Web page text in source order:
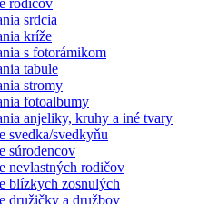
rodičov
srdcia
kríže
s fotorámikom
tabule
stromy
fotoalbumy
anjeliky, kruhy a iné tvary
svedka/svedkyňu
súrodencov
nevlastných rodičov
blízkych zosnulých
družičky a družbov